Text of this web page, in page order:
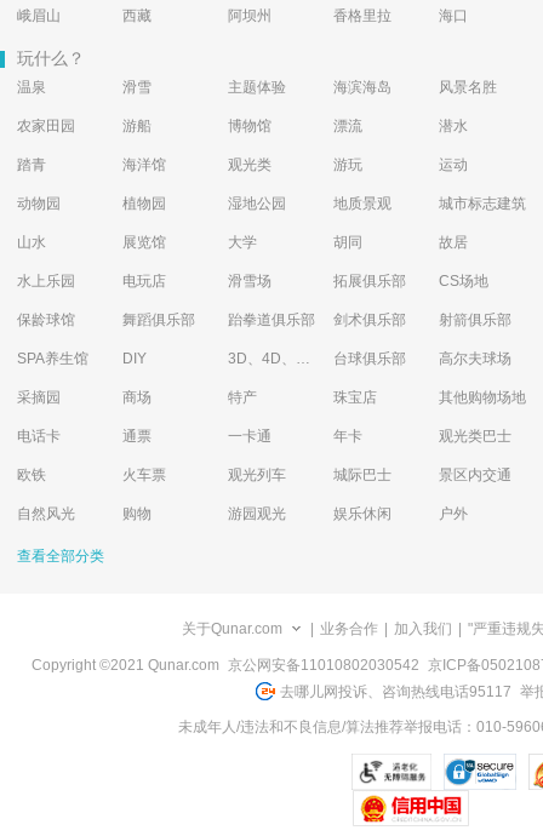
峨眉山 西藏 阿坝州 香格里拉 海口
玩什么？
温泉 滑雪 主题体验 海滨海岛 风景名胜
农家田园 游船 博物馆 漂流 潜水
踏青 海洋馆 观光类 游玩 运动
动物园 植物园 湿地公园 地质景观 城市标志建筑
山水 展览馆 大学 胡同 故居
水上乐园 电玩店 滑雪场 拓展俱乐部 CS场地
保龄球馆 舞蹈俱乐部 跆拳道俱乐部 剑术俱乐部 射箭俱乐部
SPA养生馆 DIY 3D、4D、5D艺术体验馆 台球俱乐部 高尔夫球场
采摘园 商场 特产 珠宝店 其他购物场地
电话卡 通票 一卡通 年卡 观光类巴士
欧铁 火车票 观光列车 城际巴士 景区内交通
自然风光 购物 游园观光 娱乐休闲 户外
查看全部分类
关于Qunar.com 业务合作 加入我们 "严重违规
Copyright ©2021 Qunar.com 京公网安备11010802030542 京ICP备
去哪儿网投诉、咨询热线电话95117 举
未成年人/违法和不良信息/算法推荐举报电话：010-